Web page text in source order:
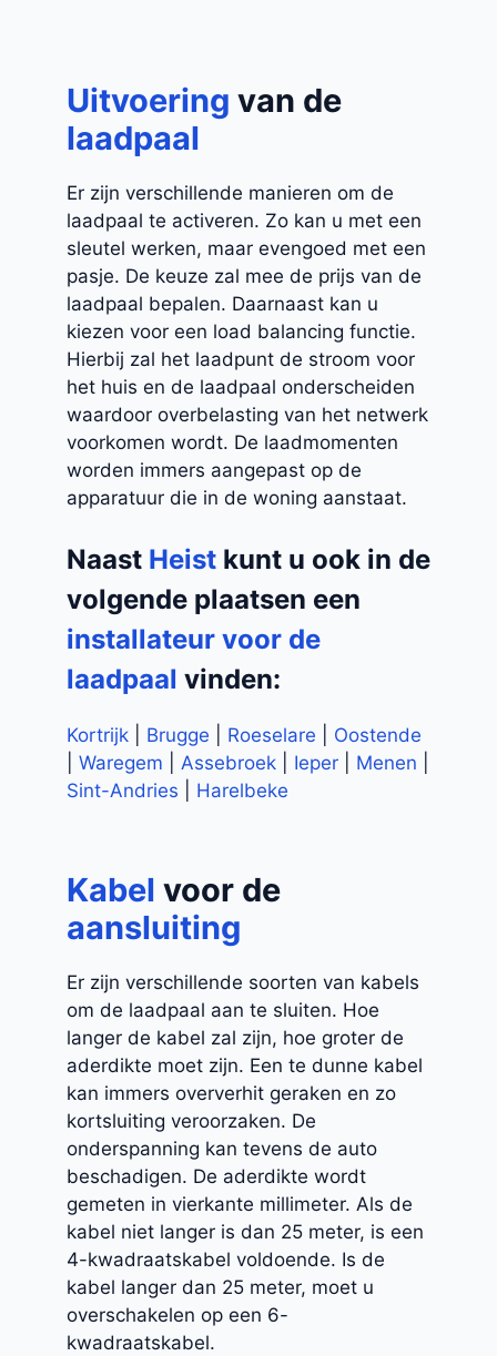
Uitvoering van de
laadpaal
Er zijn verschillende manieren om de
laadpaal te activeren. Zo kan u met een
sleutel werken, maar evengoed met een
pasje. De keuze zal mee de prijs van de
laadpaal bepalen. Daarnaast kan u
kiezen voor een load balancing functie.
Hierbij zal het laadpunt de stroom voor
het huis en de laadpaal onderscheiden
waardoor overbelasting van het netwerk
voorkomen wordt. De laadmomenten
worden immers aangepast op de
apparatuur die in de woning aanstaat.
Naast Heist kunt u ook in de
volgende plaatsen een
installateur voor de
laadpaal vinden:
Kortrijk Brugge Roeselare
Oostende
Waregem Assebroek Ieper Menen
Sint-Andries
Harelbeke
Kabel voor de
aansluiting
Er zijn verschillende soorten van kabels
om de laadpaal aan te sluiten. Hoe
langer de kabel zal zijn, hoe groter de
aderdikte moet zijn. Een te dunne kabel
kan immers oververhit geraken en zo
kortsluiting veroorzaken. De
onderspanning kan tevens de auto
beschadigen. De aderdikte wordt
gemeten in vierkante millimeter. Als de
kabel niet langer is dan 25 meter, is een
4-kwadraatskabel voldoende. Is de
kabel langer dan 25 meter, moet u
overschakelen op een 6-
kwadraatskabel.